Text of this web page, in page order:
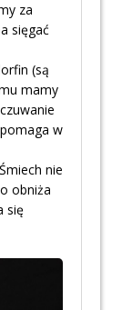
za
sięgać
(są
mamy
w
nie
obniża
się